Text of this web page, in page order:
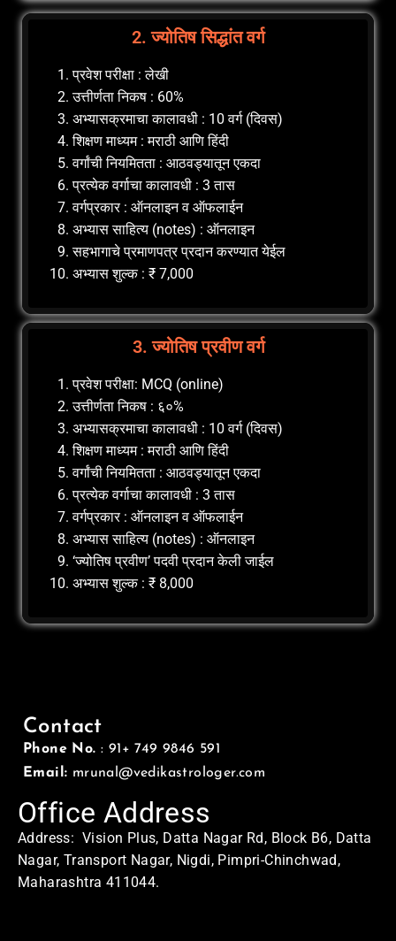
2. ज्योतिष सिद्धांत वर्ग
प्रवेश परीक्षा : लेखी
उत्तीर्णता निकष : 60%
अभ्यासक्रमाचा कालावधी : 10 वर्ग (दिवस)
शिक्षण माध्यम : मराठी आणि हिंदी
वर्गांची नियमितता : आठवड्यातून एकदा
प्रत्येक वर्गाचा कालावधी : 3 तास
वर्गप्रकार : ऑनलाइन व ऑफलाईन
अभ्यास साहित्य (notes) : ऑनलाइन
सहभागाचे प्रमाणपत्र प्रदान करण्यात येईल
अभ्यास शुल्क : ₹ 7,000
3. ज्योतिष प्रवीण वर्ग
प्रवेश परीक्षा: MCQ (online)
उत्तीर्णता निकष : ६०%
अभ्यासक्रमाचा कालावधी : 10 वर्ग (दिवस)
शिक्षण माध्यम : मराठी आणि हिंदी
वर्गांची नियमितता : आठवड्यातून एकदा
प्रत्येक वर्गाचा कालावधी : 3 तास
वर्गप्रकार : ऑनलाइन व ऑफलाईन
अभ्यास साहित्य (notes) : ऑनलाइन
‘ज्योतिष प्रवीण’ पदवी प्रदान केली जाईल
अभ्यास शुल्क : ₹ 8,000
Contact
Phone No. : 91+ 749 9846 591
Email: mrunal@vedikastrologer.com
Office Address
Address: Vision Plus, Datta Nagar Rd, Block B6, Datta
Nagar, Transport Nagar, Nigdi, Pimpri-Chinchwad,
Maharashtra 411044.